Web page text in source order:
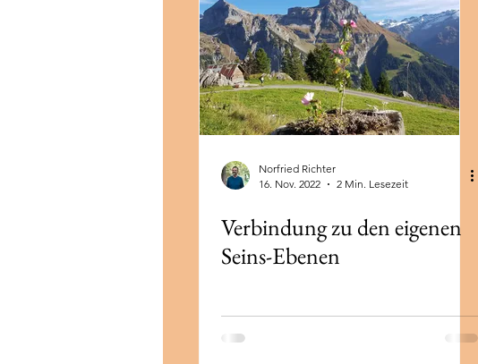
Norfried Richter
16. Nov. 2022
2 Min. Lesezeit
Verbindung zu den eigenen
Seins-Ebenen